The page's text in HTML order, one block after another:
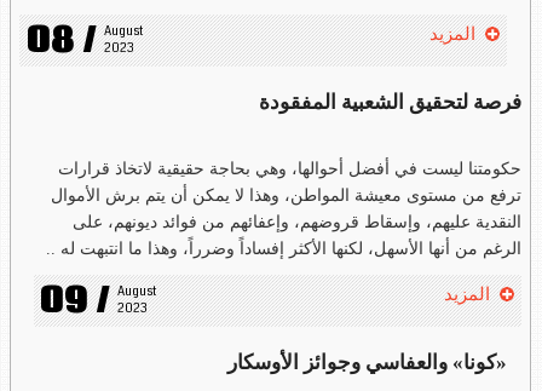
08 / August
2023
المزيد
فرصة لتحقيق الشعبية المفقودة
حكومتنا ليست في أفضل أحوالها، وهي بحاجة حقيقية لاتخاذ قرارات
ترفع من مستوى معيشة المواطن، وهذا لا يمكن أن يتم برش الأموال
النقدية عليهم، وإسقاط قروضهم، وإعفائهم من فوائد ديونهم، على
الرغم من أنها الأسهل، لكنها الأكثر إفساداً وضرراً، وهذا ما انتبهت له ..
09 / August
2023
المزيد
«كونا» والعفاسي وجوائز الأوسكار